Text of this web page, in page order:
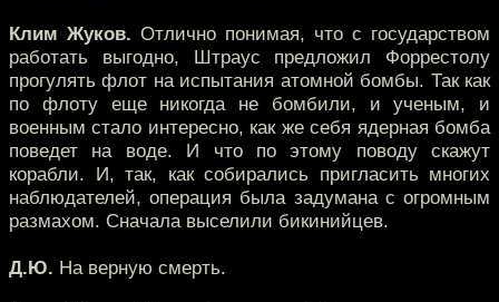
Клим Жуков. Отлично понимая, что с государством
работать выгодно, Штраус предложил Форрестолу
прогулять флот на испытания атомной бомбы. Так как
по флоту еще никогда не бомбили, и ученым, и
военным стало интересно, как же себя ядерная бомба
поведет на воде. И что по этому поводу скажут
корабли. И, так, как собирались пригласить многих
наблюдателей, операция была задумана с огромным
размахом. Сначала выселили бикинийцев.
Д.Ю. На верную смерть.